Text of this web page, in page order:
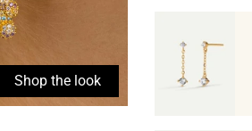
Shop the look